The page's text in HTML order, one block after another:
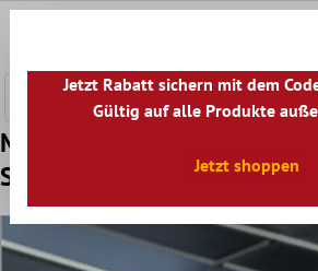
Muster von Mosaikfliesen
Silber Sticks
Jetzt Rabatt sichern mit dem
Gültig auf alle Produkte
Jetzt shoppen